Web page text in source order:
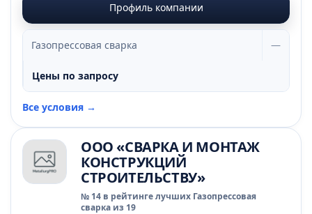
Профиль компании
Газопрессовая сварка —
Цены по запросу
Все условия →
ООО «СВАРКА И МОНТАЖ
КОНСТРУКЦИЙ
СТРОИТЕЛЬСТВУ»
№ 14 в рейтинге лучших Газопрессовая
сварка из 19